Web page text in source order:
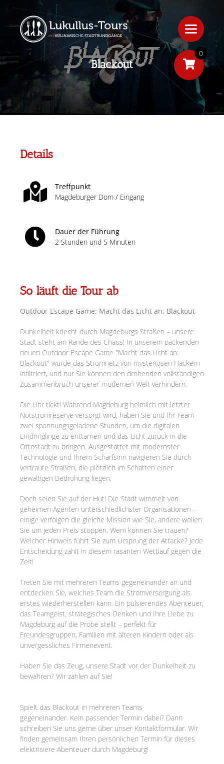
Blackout
Details
Treffpunkt
Magdeburger Dom / Eingang
Dauer der Führung
2 Stunden und 5 Minuten
So läuft die Tour ab
Outdoor Escape Game: Macht das Licht an: Blackout
Dunkelheit kriecht durch Magdeburgs Straßen – unsere
Stadt steht am Rande des Chaos! In unserem packenden
neuen Outdoor Escape Game "Macht das Licht an:
Blackout" wurde das Stromnetz von mysteriösen Hackern
infiltriert, und nur Sie können den drohenden vollständigen
Zusammenbruch unserer modernen Welt verhindern.
Die Uhr tickt! Während Magdeburg heimlich mit letzter
Notstromreserve versorgt wird, haben Sie und Ihr Team
zwei spannungsgeladene Stunden, um die digitalen
Eindringlinge zu enttarnen und das Licht zurück in die
Ottostadt zu bringen. Ausgestattet mit modernster
Technologie und Ihrem Scharfsinn navigieren Sie durch
vertraute Straßen, die plötzlich im Schatten einer
gewaltigen Bedrohung liegen.
Doch seien Sie auf der Hut! Die Stadt wimmelt von
geheimen Agenten unterschiedlichster Organisationen –
einige verfolgen die gleiche Mission wie Sie, andere wollen
Sie um jeden Preis stoppen. Wem können Sie trauen?
Welcher Hinweis führt Sie zum Ursprung der Attacke? Jede
Entscheidung zählt in diesem rasanten Wettlauf gegen die
Zeit!
Treten Sie mit mehreren Teams gegeneinander an und
entdecken Sie, welches Team die Stromversorgung als
erstes wiederherstellen kann. Ein pulsierendes Abenteuer,
das Teamgeist, strategisches Denken und Ihre Liebe zu
Magdeburg auf die Probe stellt – perfekt für
Freundesgruppen, Familien mit älteren Kindern oder als
unvergessliches Firmenevent.
Haben Sie das Zeug, unsere Stadt vor der Dunkelheit zu
bewahren? Wir zählen auf Sie!
Spielt das Blackout in mehreren Teams
gegeneinander. Kein passender Termin dabei? Dann
schreiben Sie uns gerne über unser Kontaktformular. Wir
finden gemeinsam Ihren persönlichen Termin für dieses
elektrisiere Abenteuer durch Magdeburg!
0